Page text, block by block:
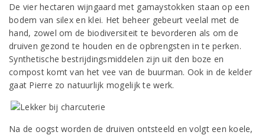
De vier hectaren wijngaard met gamaystokken staan op een
bodem van silex en klei. Het beheer gebeurt veelal met de
hand, zowel om de biodiversiteit te bevorderen als om de
druiven gezond te houden en de opbrengsten in te perken.
Synthetische bestrijdingsmiddelen zijn uit den boze en
compost komt van het vee van de buurman. Ook in de kelder
gaat Pierre zo natuurlijk mogelijk te werk.
Na de oogst worden de druiven ontsteeld en volgt een koele,